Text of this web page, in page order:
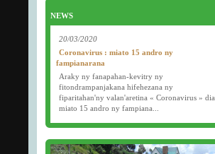
NEWS
20/03/2020
Coronavirus : miato 15 andro ny
fampianarana
Araky ny fanapahan-kevitry ny
fitondrampanjakana hifehezana ny
fiparitahan'ny valan'aretina « Coronavirus » dia
miato 15 andro ny fampiana...
Examens semestriels